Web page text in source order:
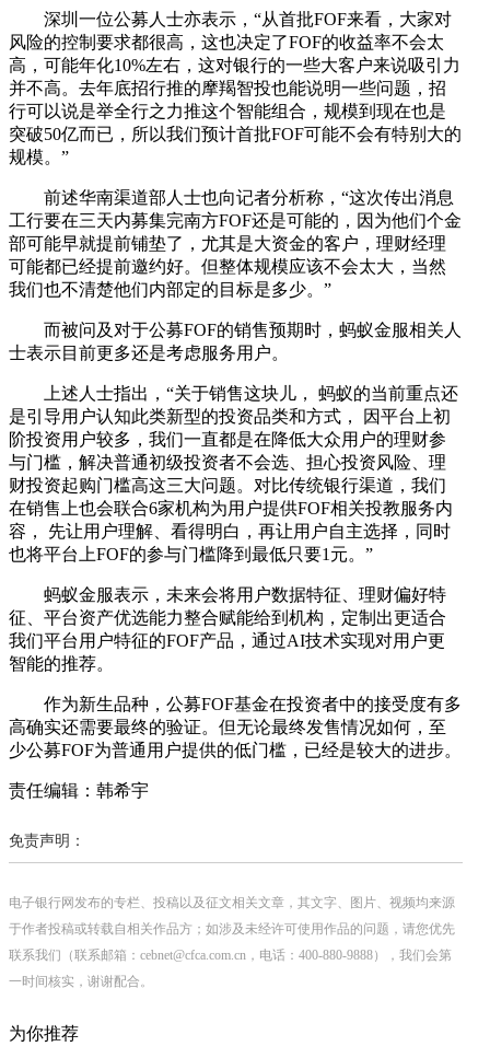
深圳一位公募人士亦表示，“从首批FOF来看，大家对
风险的控制要求都很高，这也决定了FOF的收益率不会太
高，可能年化10%左右，这对银行的一些大客户来说吸引力
并不高。去年底招行推的摩羯智投也能说明一些问题，招
行可以说是举全行之力推这个智能组合，规模到现在也是
突破50亿而已，所以我们预计首批FOF可能不会有特别大的
规模。”
前述华南渠道部人士也向记者分析称，“这次传出消息
工行要在三天内募集完南方FOF还是可能的，因为他们个金
部可能早就提前铺垫了，尤其是大资金的客户，理财经理
可能都已经提前邀约好。但整体规模应该不会太大，当然
我们也不清楚他们内部定的目标是多少。”
而被问及对于公募FOF的销售预期时，蚂蚁金服相关人
士表示目前更多还是考虑服务用户。
上述人士指出，“关于销售这块儿， 蚂蚁的当前重点还
是引导用户认知此类新型的投资品类和方式， 因平台上初
阶投资用户较多，我们一直都是在降低大众用户的理财参
与门槛，解决普通初级投资者不会选、担心投资风险、理
财投资起购门槛高这三大问题。对比传统银行渠道，我们
在销售上也会联合6家机构为用户提供FOF相关投教服务内
容， 先让用户理解、看得明白，再让用户自主选择，同时
也将平台上FOF的参与门槛降到最低只要1元。”
蚂蚁金服表示，未来会将用户数据特征、理财偏好特
征、平台资产优选能力整合赋能给到机构，定制出更适合
我们平台用户特征的FOF产品，通过AI技术实现对用户更
智能的推荐。
作为新生品种，公募FOF基金在投资者中的接受度有多
高确实还需要最终的验证。但无论最终发售情况如何，至
少公募FOF为普通用户提供的低门槛，已经是较大的进步。
责任编辑：韩希宇
免责声明：
电子银行网发布的专栏、投稿以及征文相关文章，其文字、图片、视频均来源
于作者投稿或转载自相关作品方；如涉及未经许可使用作品的问题，请您优先
联系我们（联系邮箱：cebnet@cfca.com.cn，电话：400-880-9888），我们会第
一时间核实，谢谢配合。
为你推荐